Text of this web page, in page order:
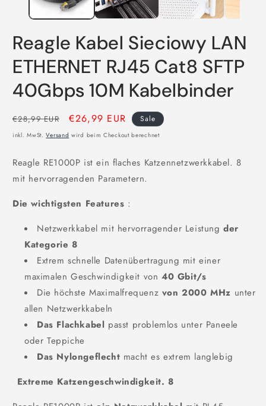
Reagle Kabel Sieciowy LAN
ETHERNET RJ45 Cat8 SFTP
40Gbps 10M Kabelbinder
Normaler
Preis
€28,99 EUR Verkaufspreis
€26,99 EUR Sale
inkl. MwSt.Versand wird beim Checkout berechnet
Reagle RE1000P ist ein flaches Katzennetzwerkkabel. 8
mit hervorragenden Parametern.
Die wichtigsten Features :
Netzwerkkabel mit hervorragender Leistungder
Kategorie 8
Extrem schnelle Datenübertragung mit einer
maximalen Geschwindigkeit von40 Gbit/s
Die höchste Maximalfrequenz von 2000 MHz unter
allen Netzwerkkabeln
Das Flachkabel passt problemlos unter Paneele
oder Teppiche
Das Nylongeflecht macht es extrem langlebig
Extreme Katzengeschwindigkeit. 8